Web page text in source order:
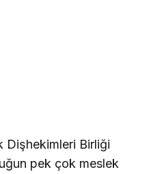
Dişhekimleri Birliği
pek çok meslek